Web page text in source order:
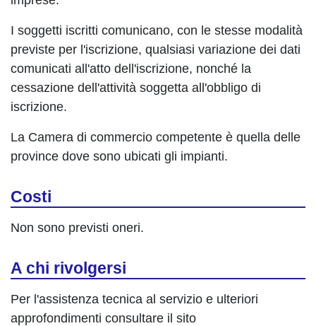
I soggetti iscritti comunicano, con le stesse modalità
previste per l'iscrizione, qualsiasi variazione dei dati
comunicati all'atto dell'iscrizione, nonché la
cessazione dell'attività soggetta all'obbligo di
iscrizione.
La Camera di commercio competente è quella delle
province dove sono ubicati gli impianti.
Costi
Non sono previsti oneri.
A chi rivolgersi
Per l'assistenza tecnica al servizio e ulteriori
approfondimenti consultare il sito